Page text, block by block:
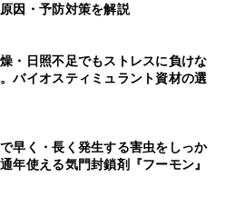
因・予防対策を解説
・日照不足でもストレスに負けな
バイオスティミュラント資材の選
早く・長く発生する害虫をしっか
年使える気門封鎖剤『フーモン』